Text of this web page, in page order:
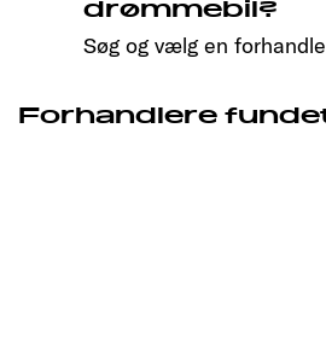
drømmebil?
Søg og vælg en
Forhandlere